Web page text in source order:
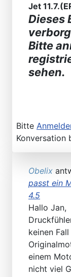
Jet
Dieses
Bitte
sehen.
Bitte
Konversation
Obelix
passt ein
4.5
Hallo Jan,
keinen
einem
nicht viel